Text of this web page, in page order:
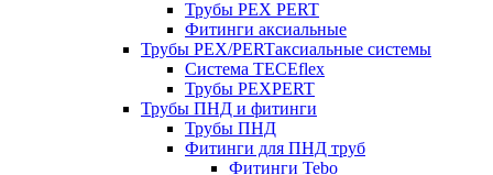
Трубы PEX PERT
Фитинги аксиальные
Трубы PEX/PERTаксиальные системы
Система TECEflex
Трубы PEXPERT
Трубы ПНД и фитинги
Трубы ПНД
Фитинги для ПНД труб
Фитинги Tebo